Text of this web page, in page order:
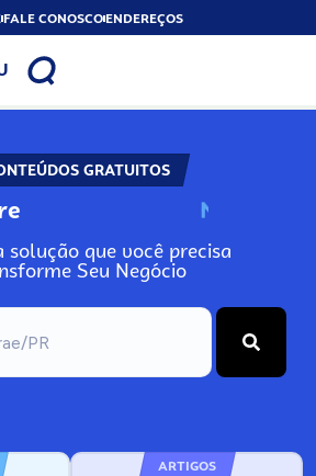
FALE CONOSCOENDEREÇOS
GRATUITOS
N
solução que você precisa
Seu Negócio
ARTIGOS